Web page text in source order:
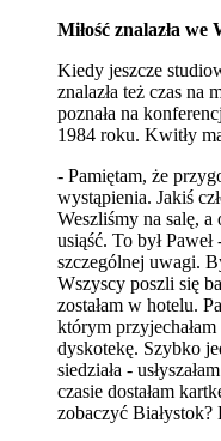
Miłość znalazła we
Kiedy jeszcze
znalazła też czas na
poznała na
1984 roku. Kwitły
- Pamiętam, że
wystąpienia. Jakiś
Weszliśmy na salę,
usiąść. To był
szczególnej uwagi.
Wszyscy poszli się
zostałam w hotelu.
którym
dyskotekę. Szybko
siedziała -
czasie dostałam
zobaczyć Białystok?